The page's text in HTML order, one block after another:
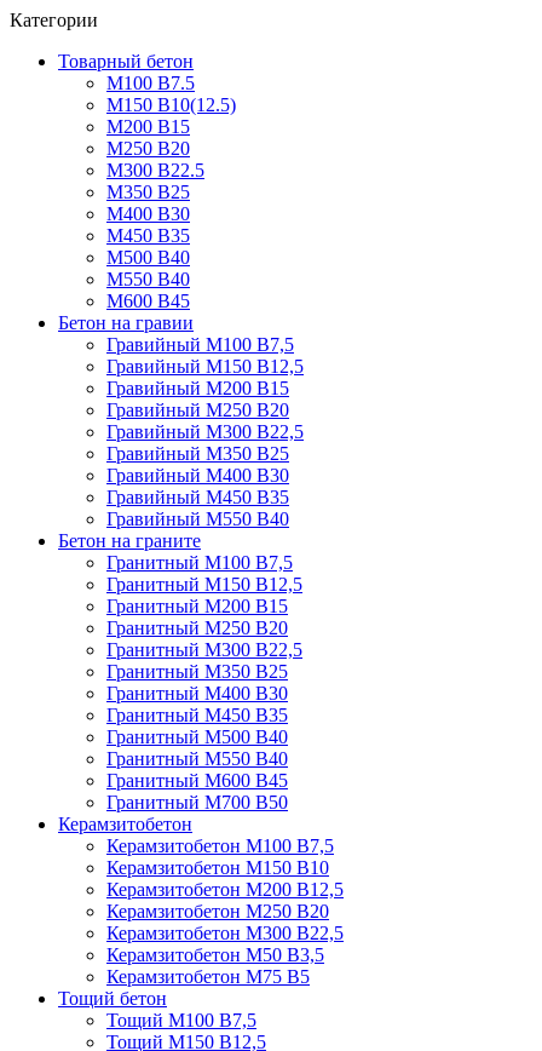
Категории
Товарный бетон
М100 В7.5
М150 В10(12.5)
М200 В15
М250 В20
М300 В22.5
М350 В25
М400 В30
М450 В35
М500 В40
М550 В40
М600 В45
Бетон на гравии
Гравийный М100 В7,5
Гравийный М150 В12,5
Гравийный М200 В15
Гравийный М250 В20
Гравийный М300 В22,5
Гравийный М350 В25
Гравийный М400 В30
Гравийный М450 В35
Гравийный М550 В40
Бетон на граните
Гранитный М100 В7,5
Гранитный М150 В12,5
Гранитный М200 В15
Гранитный М250 В20
Гранитный М300 В22,5
Гранитный М350 В25
Гранитный М400 В30
Гранитный М450 В35
Гранитный М500 В40
Гранитный М550 В40
Гранитный М600 В45
Гранитный М700 В50
Керамзитобетон
Керамзитобетон М100 В7,5
Керамзитобетон М150 В10
Керамзитобетон М200 В12,5
Керамзитобетон М250 В20
Керамзитобетон М300 В22,5
Керамзитобетон М50 В3,5
Керамзитобетон М75 В5
Тощий бетон
Тощий М100 В7,5
Тощий М150 В12,5